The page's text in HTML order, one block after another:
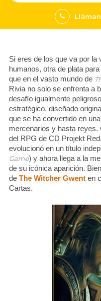
Si eres de los que va por la
humanos, otra de plata
que en el vasto mundo de
Rivia no solo se enfrenta a
desafío igualmente
estratégico, diseñado
que se ha convertido en
mercenarios y hasta reyes.
del RPG de CD Projekt
evolucionó en un título
Game) y ahora llega a la
de su icónica aparición.
de The Witcher Gwent en
Cartas.